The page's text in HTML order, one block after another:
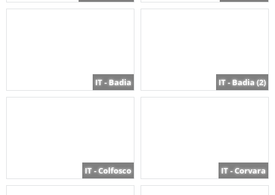
IT - Badia IT - Badia (2)
IT - Colfosco IT - Corvara